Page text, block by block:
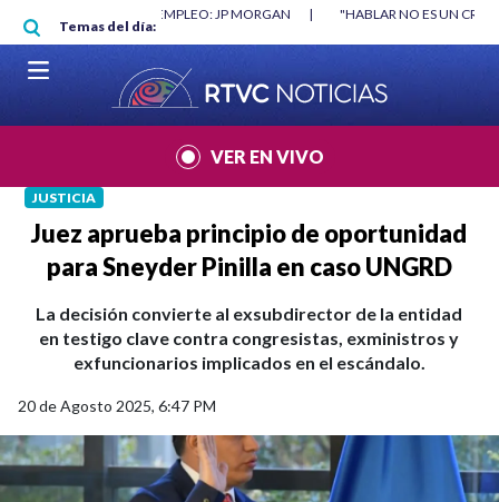
Pasar al contenido principal
Temas del día:
MÍNIMO NO DESTRUYÓ EMPLEO: JP MORGAN |
"HABLAR NO ES UN
MUNDIAL 2026
|
VER EN VIVO
JUSTICIA
Juez aprueba principio de oportunidad
para Sneyder Pinilla en caso UNGRD
La decisión convierte al exsubdirector de la entidad
en testigo clave contra congresistas, exministros y
exfuncionarios implicados en el escándalo.
20 de Agosto 2025, 6:47 PM